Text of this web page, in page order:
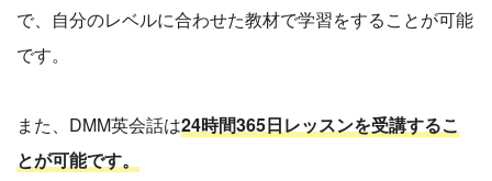
で、自分のレベルに合わせた教材で学習をすることが可能
です。
また、DMM英会話は24時間365日レッスンを受講するこ
とが可能です。